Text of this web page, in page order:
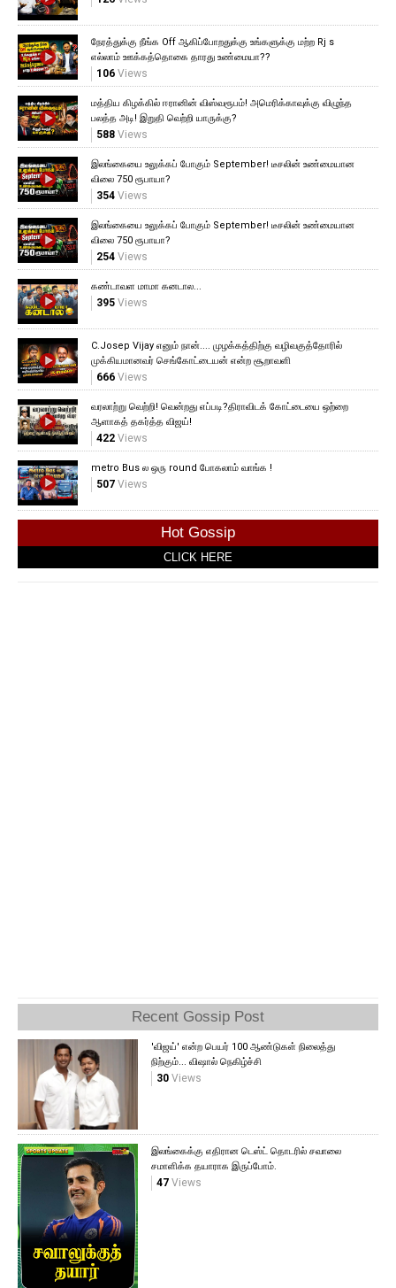
நேரத்துக்கு நீங்க Off ஆகிப்போறதுக்கு உங்களுக்கு மற்ற Rj s
எல்லாம் ஊக்கத்தொகை தாரது உண்மையா??
106Views
மத்திய கிழக்கில் ஈரானின் விஸ்வரூபம்! அமெரிக்காவுக்கு விழுந்த
பலத்த அடி! இறுதி வெற்றி யாருக்கு?
588Views
இலங்கையை உலுக்கப் போகும் September! டீசலின் உண்மையான
விலை 750 ரூபாயா?
354Views
இலங்கையை உலுக்கப் போகும் September! டீசலின் உண்மையான
விலை 750 ரூபாயா?
254Views
கண்டாவள மாமா கனடால...
395Views
C.Josep Vijay எனும் நான்.... முழக்கத்திற்கு வழிவகுத்தோரில்
முக்கியமானவர் செங்கோட்டையன் என்ற சூறாவளி
666Views
வரலாற்று வெற்றி! வென்றது எப்படி?திராவிடக் கோட்டையை ஒற்றை
ஆளாகத் தகர்த்த விஜய்!
422Views
metro Bus ல ஒரு round போகலாம் வாங்க !
507Views
Hot Gossip
CLICK HERE
Recent Gossip Post
'விஜய்' என்ற பெயர் 100 ஆண்டுகள் நிலைத்து
நிற்கும்... விஷால் நெகிழ்ச்சி
30Views
இலங்கைக்கு எதிரான டெஸ்ட் தொடரில் சவாலை
சமாளிக்க தயாராக இருப்போம்.
47Views